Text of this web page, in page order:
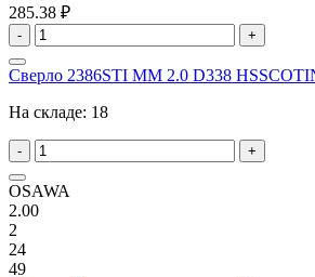
285.38 ₽
- +
Сверло 2386STI MM 2.0 D338
На складе: 18
- +
OSAWA
2.00
2
24
49